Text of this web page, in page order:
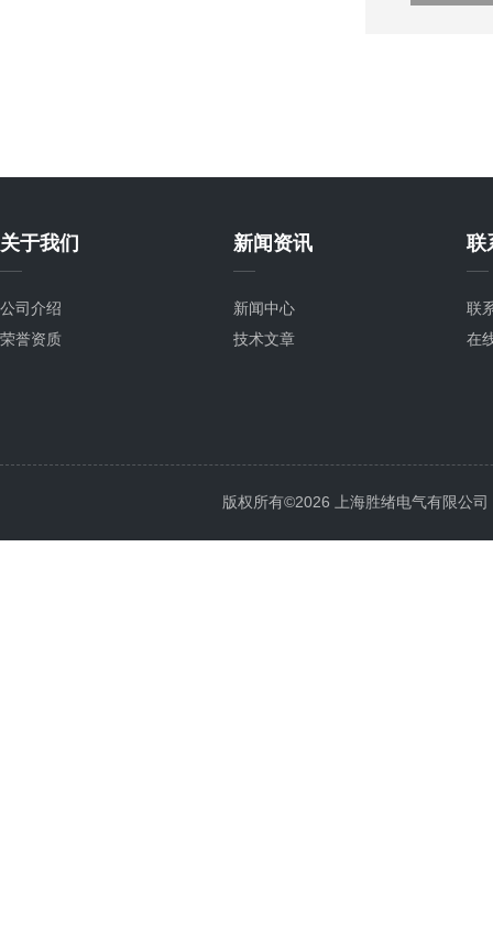
关于我们
公司介绍
荣誉资质
新闻资讯
新闻中心
技术文章
联
联
在
版权所有©2026 上海胜绪电气有限公